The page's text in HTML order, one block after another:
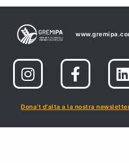
Dona't d'alta a la nostra